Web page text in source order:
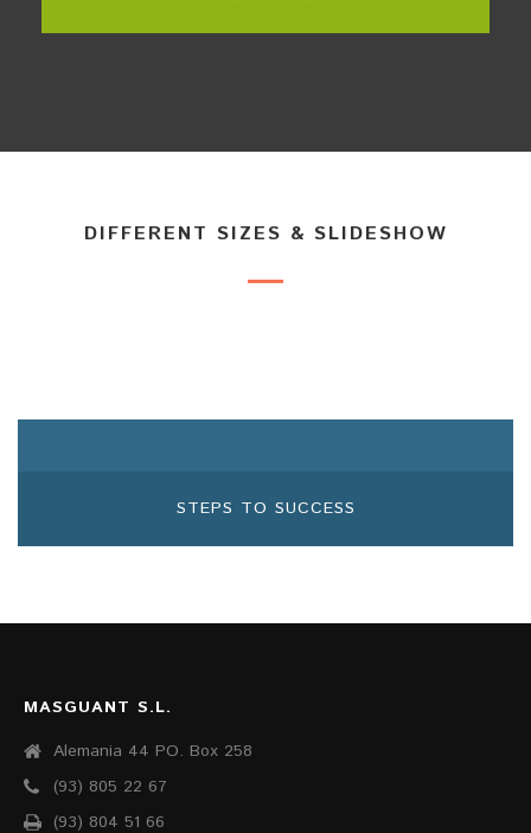
DIFFERENT SIZES & SLIDESHOW
STEPS TO SUCCESS
MASGUANT S.L.
Alemania 44 PO. Box 258
(93) 805 22 67
(93) 804 51 66